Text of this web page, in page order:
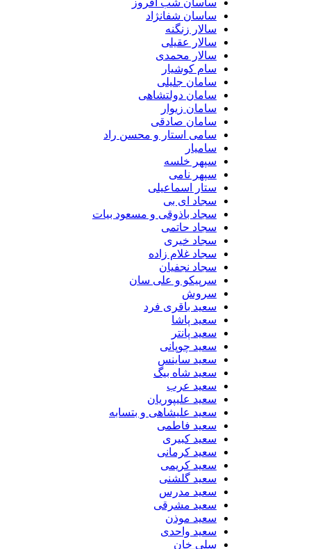
ساسان شب افروز
ساسان شفانژاد
سالار زنگنه
سالار عقیلی
سالار محمدی
سام کوشیار
سامان جلیلی
سامان دولتشاهی
سامان زیوار
سامان صادقی
سامی استار و محسن راد
سامیار
سپهر خلسه
سپهر نامی
ستار اسماعیلی
سجاد ای بی
سجاد باذوقی و مسعود بیات
سجاد حاتمی
سجاد خیری
سجاد غلام زاده
سجاد نجفیان
سرپیکو و علی سان
سروش
سعید باقری فرد
سعید پاشا
سعید پانتر
سعید چوپانی
سعید ساینس
سعید شاه بیگ
سعید عرب
سعید علیپوریان
سعید علیشاهی و بتسابه
سعید فاطمی
سعید کبیری
سعید کرمانی
سعید کریمی
سعید گلشنی
سعید مدرس
سعید مشرقی
سعید موذن
سعید واحدی
سلی خان